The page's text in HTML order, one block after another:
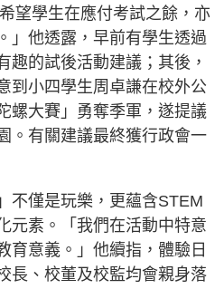
望學生在應付考試之餘，亦
」他透露，早前有學生透過
趣的試後活動建議；其後，
到小四學生周卓謙在校外公
螺大賽」勇奪季軍，遂提議
。有關建議最終獲行政會一
不僅是玩樂，更蘊含STEM
元素。「我們在活動中特意
育意義。」他續指，體驗日
長、校董及校監均會親身落